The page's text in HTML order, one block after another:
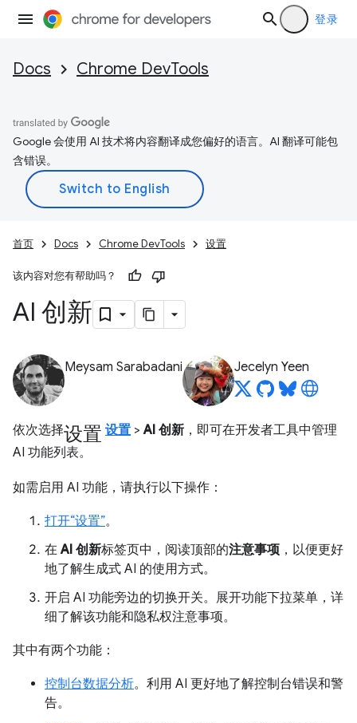
登录
Docs Chrome DevTools
Google 会使用 AI 技术将内容翻译成您偏好的语言。AI 翻译可能包
含错误。
首页 Docs Chrome DevTools 设置
该内容对您有帮助吗？
AI 创新
Meysam Sarabadani Jecelyn Yeen
依次选择设置 设置 >AI 创新 ，即可在开发者工具中管理
AI 功能列表。
如需启用 AI 功能，请执行以下操作：
打开“设置”。
在AI 创新标签页中，阅读顶部的注意事项 ，以便更好
地了解生成式 AI 的使用方式。
开启 AI 功能旁边的切换开关。展开功能下拉菜单，详
细了解该功能和隐私权注意事项。
其中有两个功能：
控制台数据分析。利用 AI 更好地了解控制台错误和警
告。